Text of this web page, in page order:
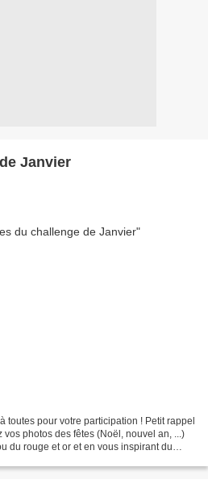
Janvier
toutes pour votre participation ! Petit rappel
photos des fêtes (Noël, nouvel an, ...)
du rouge et or et en vous inspirant du